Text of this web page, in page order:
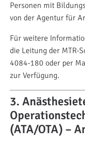
Personen mit
von der Agentur für
Für weitere
die Leitung der MTR-
4084-180 oder per
zur Verfügung.
3.
(ATA/OTA) –